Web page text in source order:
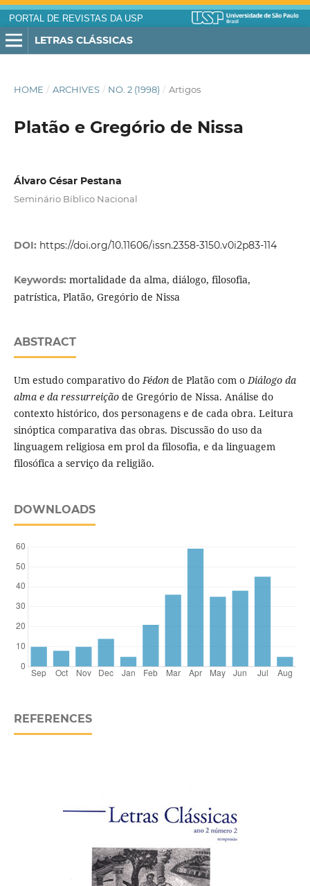
PORTAL DE REVISTAS DA USP
LETRAS CLÁSSICAS
HOME / ARCHIVES / NO. 2 (1998) / Artigos
Platão e Gregório de Nissa
Álvaro César Pestana
Seminário Bíblico Nacional
DOI: https://doi.org/10.11606/issn.2358-3150.v0i2p83-114
Keywords: mortalidade da alma, diálogo, filosofia,
patrística, Platão, Gregório de Nissa
ABSTRACT
Um estudo comparativo doFédon de Platão com oDiálogo da
alma e da ressurreição de Gregório de Nissa. Análise do
contexto histórico, dos personagens e de cada obra. Leitura
sinóptica comparativa das obras. Discussão do uso da
linguagem religiosa em prol da filosofia, e da linguagem
filosófica a serviço da religião.
DOWNLOADS
REFERENCES